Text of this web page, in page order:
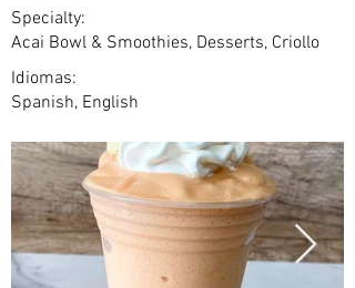
Specialty:
Acai Bowl & Smoothies, Desserts, Criollo
Idiomas:
Spanish, English